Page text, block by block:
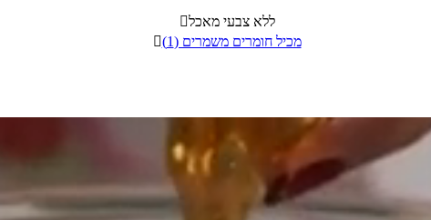
ללא צבעי מאכל

מכיל חומרים משמרים (1)